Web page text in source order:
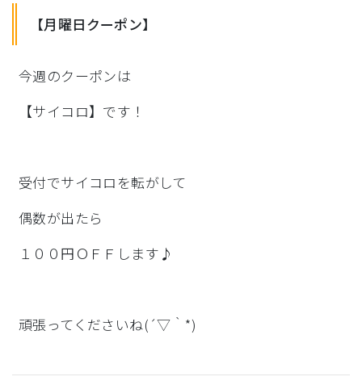
【月曜日クーポン】
今週のクーポンは
【サイコロ】です！
受付でサイコロを転がして
偶数が出たら
１００円ＯＦＦします♪
頑張ってくださいね(´▽｀*)